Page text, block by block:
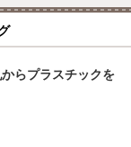
からプラスチックを